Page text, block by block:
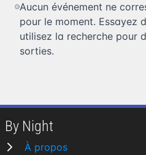
Aucun événement ne
pour le moment. Essayez
utilisez la recherche pour
sorties.
By Night
À propos